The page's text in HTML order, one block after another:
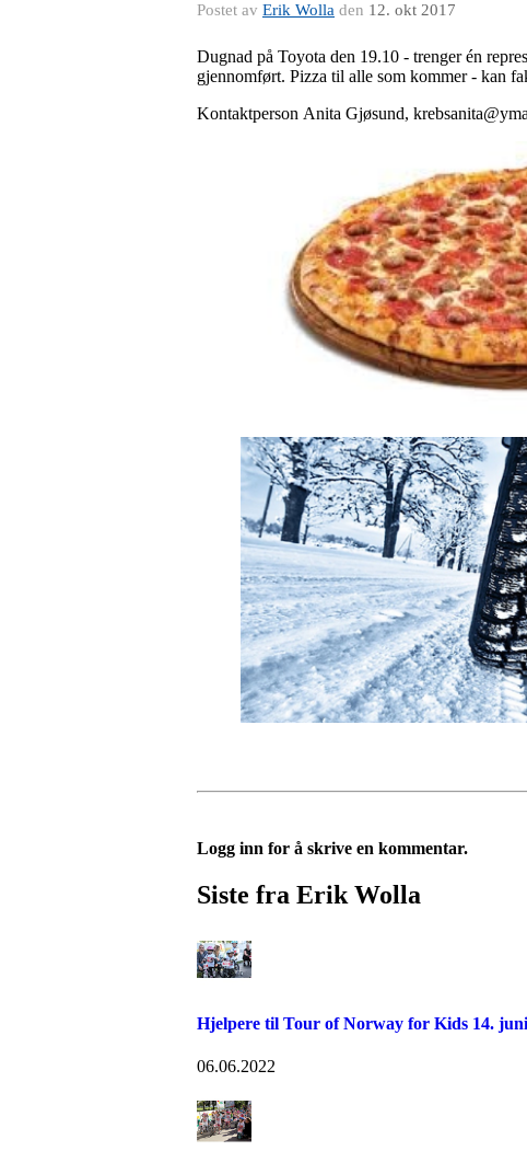
Postet av Erik Wolla den 12. okt 2017
Dugnad på Toyota den 19.10 - trenger én
gjennomført. Pizza til alle som kommer - kan
Kontaktperson Anita Gjøsund,
Logg inn for å skrive en kommentar.
Siste fra Erik Wolla
Hjelpere til Tour of Norway for Kids 14.
06.06.2022